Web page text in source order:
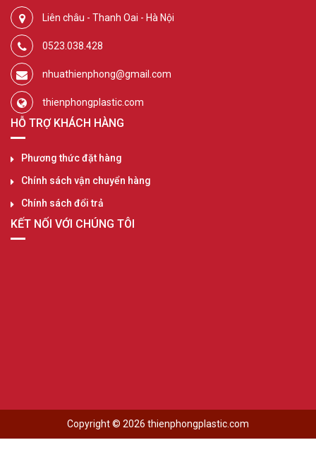
Liên châu - Thanh Oai - Hà Nội
0523.038.428
nhuathienphong@gmail.com
thienphongplastic.com
HỖ TRỢ KHÁCH HÀNG
Phương thức đặt hàng
Chính sách vận chuyển hàng
Chính sách đổi trả
KẾT NỐI VỚI CHÚNG TÔI
Copyright © 2026 thienphongplastic.com